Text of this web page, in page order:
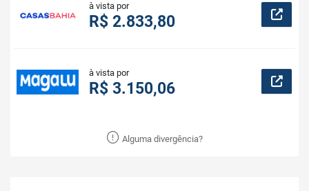
à vista por
R$ 2.833,80
à vista por
R$ 3.150,06
Alguma divergência?